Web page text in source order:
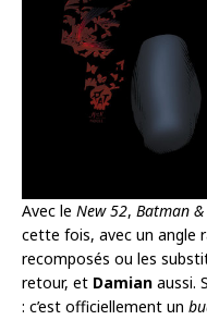
Avec le New 52, Batman
cette fois, avec un angle
recomposés ou les
retour, et Damian aussi.
: c’est officiellement un